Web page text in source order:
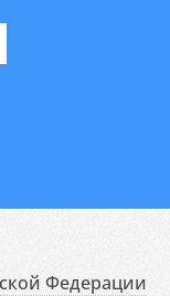
Федерации